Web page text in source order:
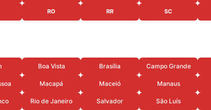
RO RR SC
Boa Vista Brasília Campo Grande
Macapá Maceió Manaus
Rio de Janeiro Salvador São Luís